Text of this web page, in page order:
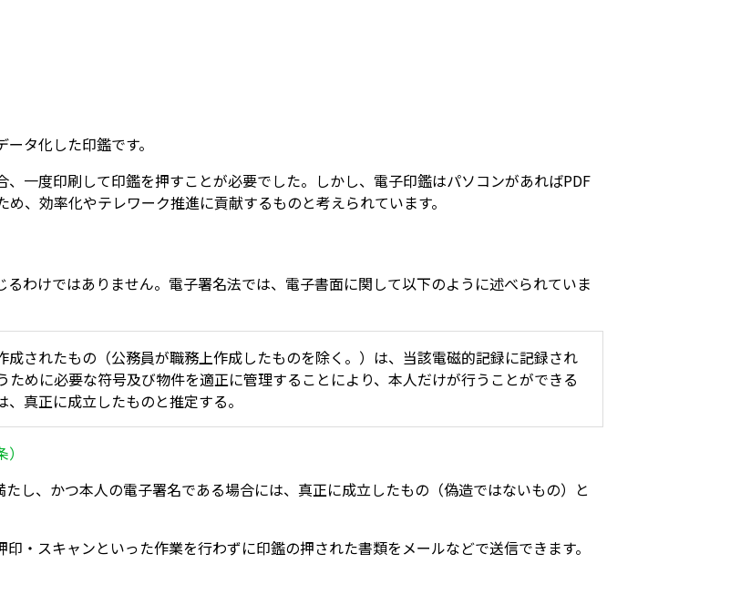
タ化した印鑑です。
一度印刷して印鑑を押すことが必要でした。しかし、電子印鑑はパソコンがあればPDF
、効率化やテレワーク推進に貢献するものと考えられています。
わけではありません。電子署名法では、電子書面に関して以下のように述べられていま
成されたもの（公務員が職務上作成したものを除く。）は、当該電磁的記録に記録され
めに必要な符号及び物件を適正に管理することにより、本人だけが行うことができる
真正に成立したものと推定する。
し、かつ本人の電子署名である場合には、真正に成立したもの（偽造ではないもの）と
・スキャンといった作業を行わずに印鑑の押された書類をメールなどで送信できます。